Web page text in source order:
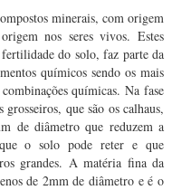
minerais, com origem
nos seres vivos. Estes
do solo, faz parte da
químicos sendo os mais
químicas. Na fase
que são os calhaus,
de diâmetro que reduzem a
o solo pode reter e que
grandes. A matéria fina da
de 2mm de diâmetro e é o